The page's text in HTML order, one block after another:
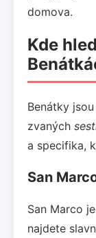
domova.
Kde
Benátky
zvaných
a specifika,
San
San Marco
najdete